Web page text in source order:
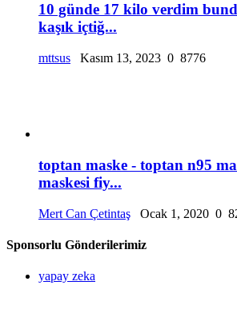
10 günde 17 kilo verdim
kaşık içtiğ...
mttsus Kasım 13, 2023 0 8776
toptan maske - toptan n95
maskesi fiy...
Mert Can Çetintaş Ocak 1, 2020 0
Sponsorlu Gönderilerimiz
yapay zeka